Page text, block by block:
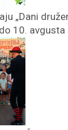
„Dani
10. avgusta